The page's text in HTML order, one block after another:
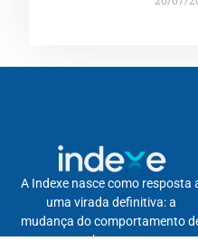
A Indexe nasce como resposta
uma virada definitiva: a
mudança do comportamento
busca.